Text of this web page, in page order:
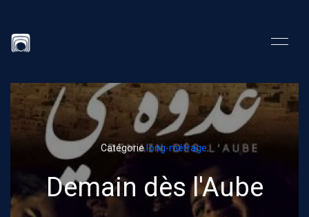
Catégorie long-métrage
Demain dès l'Aube